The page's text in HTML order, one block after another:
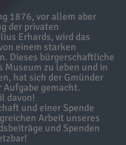
1876, vor allem aber
der privaten
Erhards, wird das
einem starken
Dieses bürgerschaftliche
Museum zu leben und in
hat sich der Gmünder
gemacht.
davon!
und einer Spende
Arbeit unseres
und Spenden